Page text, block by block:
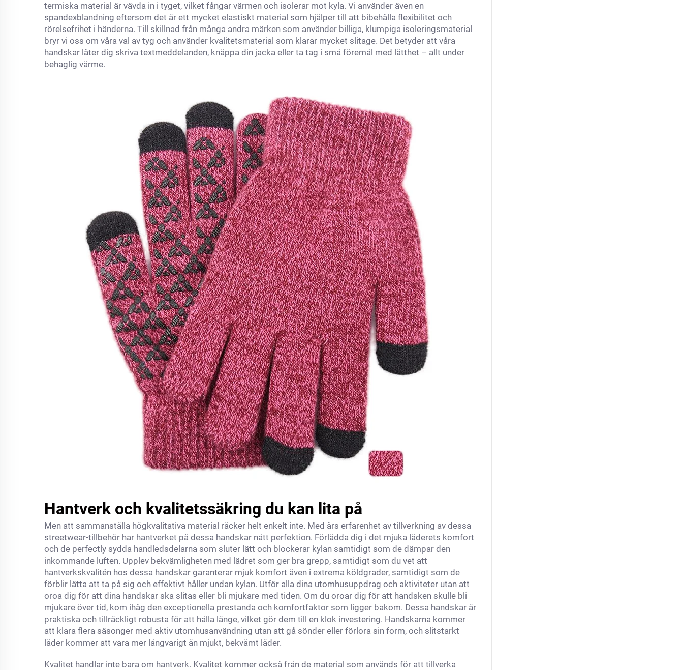
termiska material är vävda in i tyget, vilket fångar värmen och isolerar mot kyla. Vi använder även en
spandexblandning eftersom det är ett mycket elastiskt material som hjälper till att bibehålla flexibilitet och
rörelsefrihet i händerna. Till skillnad från många andra märken som använder billiga, klumpiga isoleringsmaterial
bryr vi oss om våra val av tyg och använder kvalitetsmaterial som klarar mycket slitage. Det betyder att våra
handskar låter dig skriva textmeddelanden, knäppa din jacka eller ta tag i små föremål med lätthet – allt under
behaglig värme.
Hantverk och kvalitetssäkring du kan lita på
Men att sammanställa högkvalitativa material räcker helt enkelt inte. Med års erfarenhet av tillverkning av dessa
streetwear-tillbehör har hantverket på dessa handskar nått perfektion. Förlädda dig i det mjuka läderets komfort
och de perfectly sydda handledsdelarna som sluter lätt och blockerar kylan samtidigt som de dämpar den
inkommande luften. Upplev bekvämligheten med lädret som ger bra grepp, samtidigt som du vet att
hantverkskvalitén hos dessa handskar garanterar mjuk komfort även i extrema köldgrader, samtidigt som de
förblir lätta att ta på sig och effektivt håller undan kylan. Utför alla dina utomhusuppdrag och aktiviteter utan att
oroa dig för att dina handskar ska slitas eller bli mjukare med tiden. Om du oroar dig för att handsken skulle bli
mjukare över tid, kom ihåg den exceptionella prestanda och komfortfaktor som ligger bakom. Dessa handskar är
praktiska och tillräckligt robusta för att hålla länge, vilket gör dem till en klok investering. Handskarna kommer
att klara flera säsonger med aktiv utomhusanvändning utan att gå sönder eller förlora sin form, och slitstarkt
läder kommer att vara mer långvarigt än mjukt, bekvämt läder.
Kvalitet handlar inte bara om hantverk. Kvalitet kommer också från de material som används för att tillverka